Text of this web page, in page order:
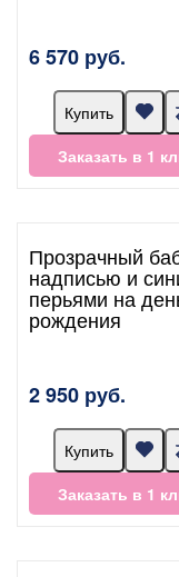
6 570 руб.
Купить
Заказать в 1
Прозрачный
надписью и
перьями на
рождения
2 950 руб.
Купить
Заказать в 1